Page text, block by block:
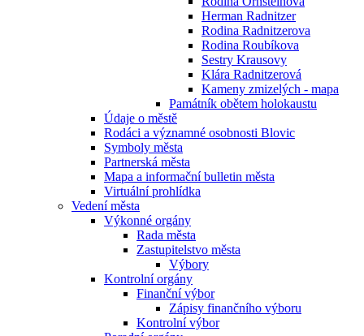
Herman Radnitzer
Rodina Radnitzerova
Rodina Roubíkova
Sestry Krausovy
Klára Radnitzerová
Kameny zmizelých - mapa
Památník obětem holokaustu
Údaje o městě
Rodáci a významné osobnosti Blovic
Symboly města
Partnerská města
Mapa a informační bulletin města
Virtuální prohlídka
Vedení města
Výkonné orgány
Rada města
Zastupitelstvo města
Výbory
Kontrolní orgány
Finanční výbor
Zápisy finančního výboru
Kontrolní výbor